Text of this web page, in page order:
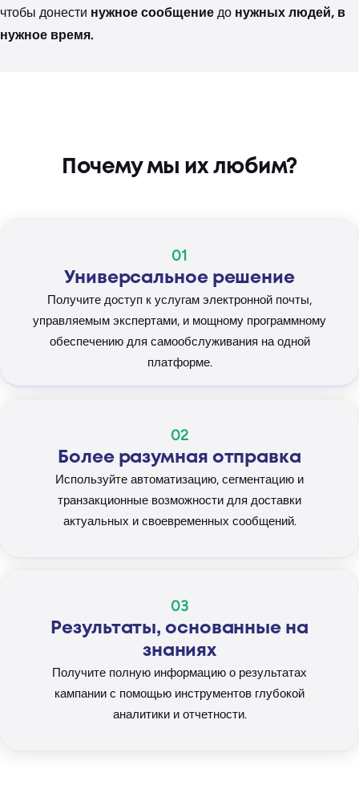
чтобы донести нужное сообщение до нужных людей, в
нужное время.
Почему мы их любим?
01
Универсальное решение
Получите доступ к услугам электронной почты,
управляемым экспертами, и мощному программному
обеспечению для самообслуживания на одной
платформе.
02
Более разумная отправка
Используйте автоматизацию, сегментацию и
транзакционные возможности для доставки
актуальных и своевременных сообщений.
03
Результаты, основанные на
знаниях
Получите полную информацию о результатах
кампании с помощью инструментов глубокой
аналитики и отчетности.